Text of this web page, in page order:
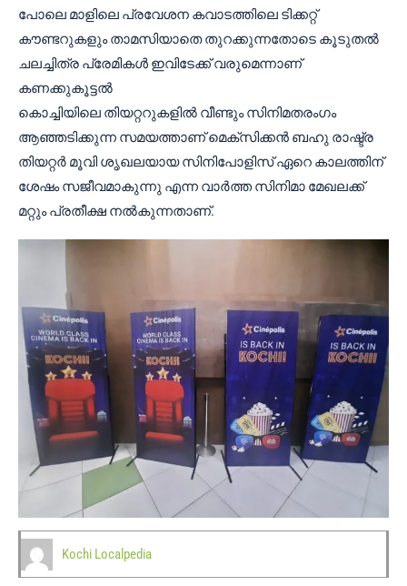
പോലെ മാളിലെ പ്രവേശന കവാടത്തിലെ ടിക്കറ്റ്
കൗണ്ടറുകളും താമസിയാതെ തുറക്കുന്നതോടെ കൂടുതൽ
ചലച്ചിത്ര പ്രേമികൾ ഇവിടേക്ക് വരുമെന്നാണ്
കണക്കുകൂട്ടൽ
കൊച്ചിയിലെ തിയറ്ററുകളിൽ വീണ്ടും സിനിമതരംഗം
ആഞ്ഞടിക്കുന്ന സമയത്താണ് മെക്സിക്കൻ ബഹു രാഷ്ട്ര
തിയറ്റർ മൂവി ശൃഖലയായ സിനിപോളിസ് ഏറെ കാലത്തിന്
ശേഷം സജീവമാകുന്നു എന്ന വാർത്ത സിനിമാ മേഖലക്ക്
മറ്റും പ്രതീക്ഷ നൽകുന്നതാണ്.
Kochi Localpedia